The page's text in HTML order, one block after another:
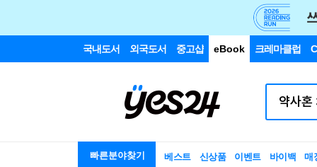
국내도서 외국도서 중고샵 eBook 크레마클럽
빠른분야찾기 베스트 신상품 이벤트 바이백 매